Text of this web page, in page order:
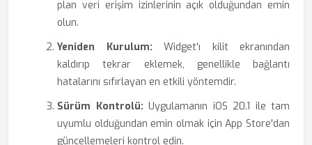
plan veri erişim izinlerinin açık olduğundan emin
olun.
Yeniden Kurulum: Widget'ı kilit ekranından
kaldırıp tekrar eklemek, genellikle bağlantı
hatalarını sıfırlayan en etkili yöntemdir.
Sürüm Kontrolü: Uygulamanın iOS 20.1 ile tam
uyumlu olduğundan emin olmak için App Store'dan
güncellemeleri kontrol edin.